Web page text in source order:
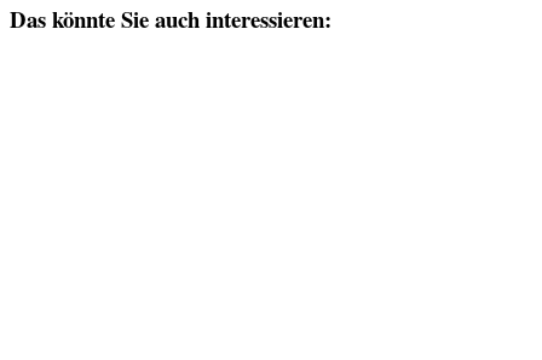
Das könnte Sie auch interessieren: